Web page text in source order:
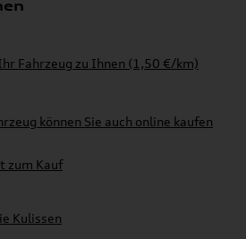
Fahrzeug zu Ihnen (1,50 €/km)
können Sie auch online kaufen
zum Kauf
Kulissen